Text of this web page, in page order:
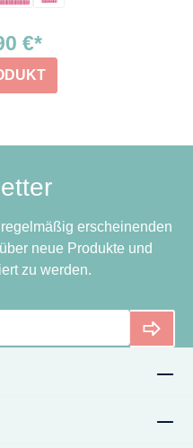
€*
erscheinenden
neue Produkte und
zu werden.